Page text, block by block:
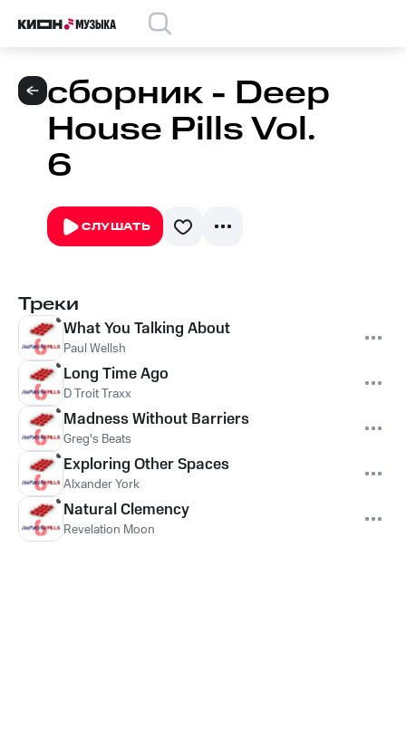
сборник - Deep
House Pills Vol.
6
СЛУШАТЬ
Треки
What You Talking About
Paul Wellsh
Long Time Ago
D Troit Traxx
Madness Without Barriers
Greg's Beats
Exploring Other Spaces
Alxander York
Natural Clemency
Revelation Moon